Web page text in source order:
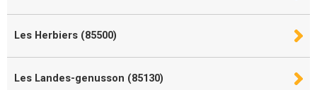
Les Herbiers (85500)
Les Landes-genusson (85130)